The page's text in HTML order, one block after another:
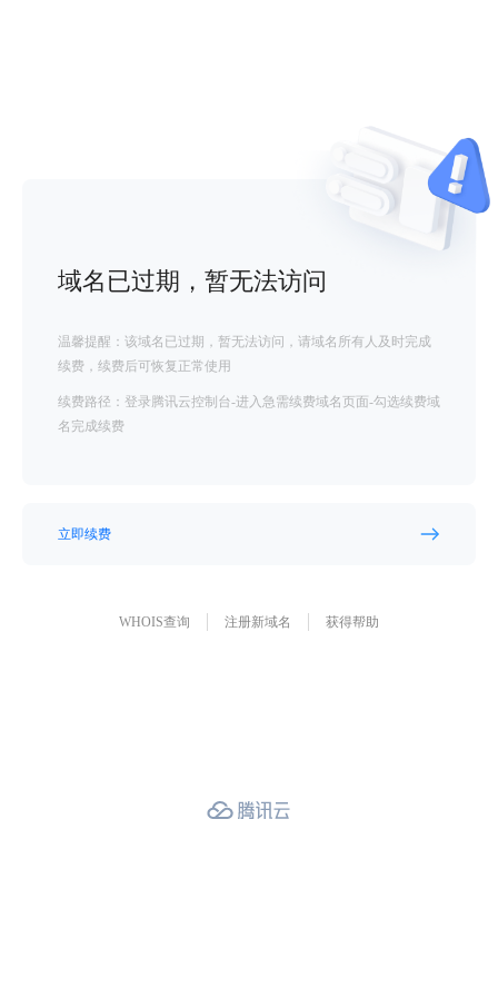
域名已过期，暂无法访问
温馨提醒：该域名已过期，暂无法访问，请域名所有人及时完成
续费，续费后可恢复正常使用
续费路径：登录腾讯云控制台-进入急需续费域名页面-勾选续费域
名完成续费
立即续费
WHOIS查询 注册新域名 获得帮助